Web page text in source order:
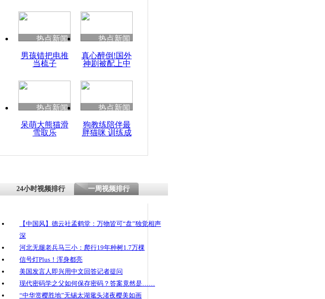
四川兴文苗乡上万人欢
度苗族花山节
清明祭英烈 哀思悼忠
郑州黄河边现神秘别墅
热点新闻
男孩错把电推
当梳子
热点新闻
真心醉倒!国外
神剧被配上中
热点新闻
呆萌大熊猫滑
雪取乐
热点新闻
狗教练陪伴最
胖猫咪 训练成
24小时视频排行 一周视频排行
【中国风】德云社孟鹤堂：万物皆可“盘”独觉相声
深
河北无腿老兵马三小：爬行19年种树1.7万棵
信号灯Plus！浑身都亮
美国发言人即兴用中文回答记者提问
现代密码学之父如何保存密码？答案竟然是……
“中华赏樱胜地”无锡太湖鼋头渚夜樱美如画